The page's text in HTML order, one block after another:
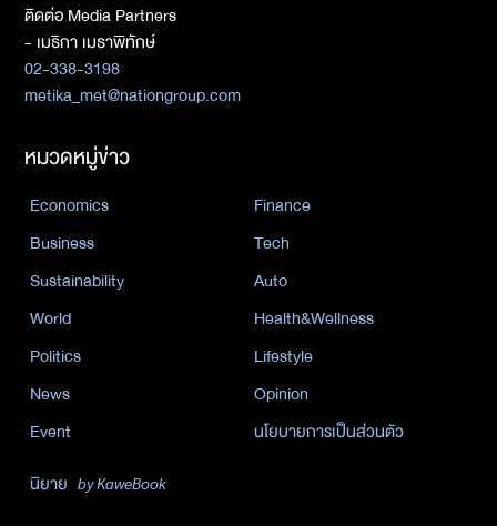
ติดต่อ Media Partners
- เมธิกา เมธาพิทักษ์
02-338-3198
metika_met@nationgroup.com
หมวดหมู่ข่าว
Economics
Finance
Business
Tech
Sustainability
Auto
World
Health&Wellness
Politics
Lifestyle
News
Opinion
Event
นโยบายการเป็นส่วนตัว
นิยาย by KaweBook